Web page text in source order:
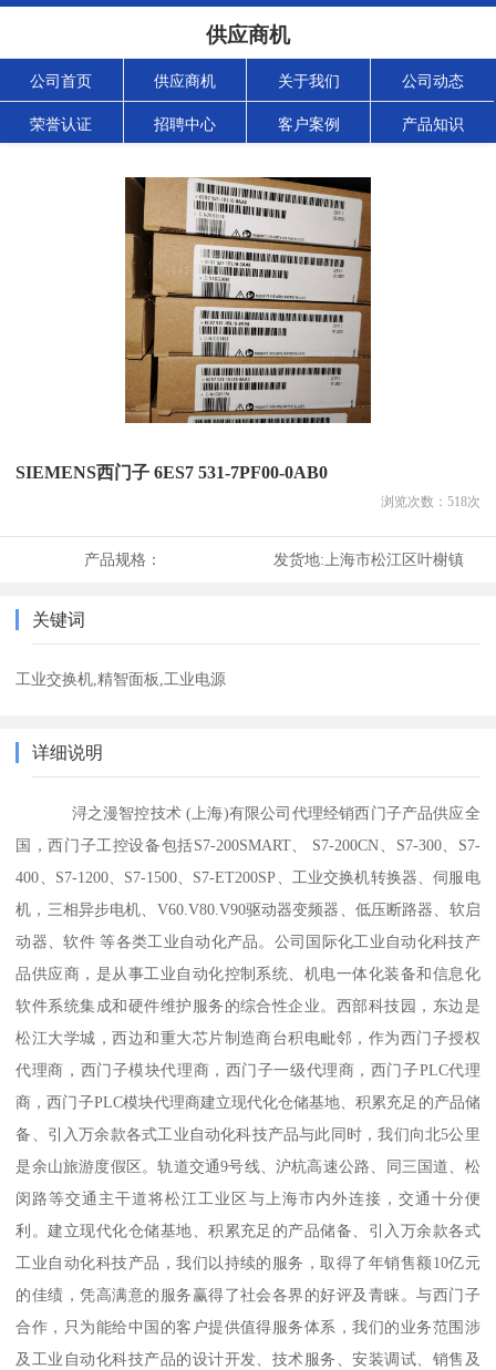
供应商机
公司首页 供应商机 关于我们 公司动态
荣誉认证 招聘中心 客户案例 产品知识
SIEMENS西门子 6ES7 531-7PF00-0AB0
浏览次数： 518次
产品规格： 发货地: 上海市松江区叶榭镇
关键词
工业交换机,精智面板,工业电源
详细说明
浔之漫智控技术 (上海)有限公司代理经销西门子产品供应全
国，西门子工控设备包括S7-200SMART、 S7-200CN、S7-300、S7-
400、S7-1200、S7-1500、S7-ET200SP、工业交换机转换器、伺服电
机，三相异步电机、V60.V80.V90驱动器变频器、低压断路器、软启
动器、软件 等各类工业自动化产品。公司国际化工业自动化科技产
品供应商，是从事工业自动化控制系统、机电一体化装备和信息化
软件系统集成和硬件维护服务的综合性企业。西部科技园，东边是
松江大学城，西边和重大芯片制造商台积电毗邻，作为西门子授权
代理商，西门子模块代理商，西门子一级代理商，西门子PLC代理
商，西门子PLC模块代理商建立现代化仓储基地、积累充足的产品储
备、引入万余款各式工业自动化科技产品与此同时，我们向北5公里
是余山旅游度假区。轨道交通9号线、沪杭高速公路、同三国道、松
闵路等交通主干道将松江工业区与上海市内外连接，交通十分便
利。建立现代化仓储基地、积累充足的产品储备、引入万余款各式
工业自动化科技产品，我们以持续的服务，取得了年销售额10亿元
的佳绩，凭高满意的服务赢得了社会各界的好评及青睐。与西门子
合作，只为能给中国的客户提供值得服务体系，我们的业务范围涉
及工业自动化科技产品的设计开发、技术服务、安装调试、销售及